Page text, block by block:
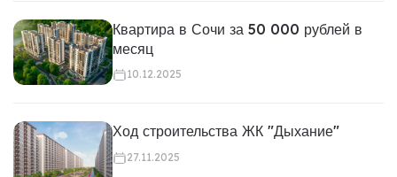
Квартира в Сочи за 50 000 рублей в
месяц
10.12.2025
Ход строительства ЖК "Дыхание"
27.11.2025